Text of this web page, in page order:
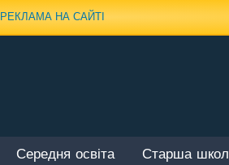
РЕКЛАМА НА САЙТІ
Середня освіта Старша